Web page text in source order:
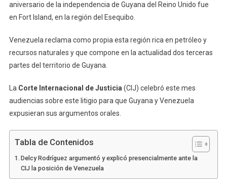
aniversario de la independencia de Guyana del Reino Unido fue
en Fort Island, en la región del Esequibo.
Venezuela reclama como propia esta región rica en petróleo y
recursos naturales y que compone en la actualidad dos terceras
partes del territorio de Guyana.
La Corte Internacional de Justicia(CIJ) celebró este mes
audiencias sobre este litigio para que Guyana y Venezuela
expusieran sus argumentos orales.
Tabla de Contenidos
Delcy Rodríguez argumentó y explicó presencialmente ante la
CIJ la posición de Venezuela